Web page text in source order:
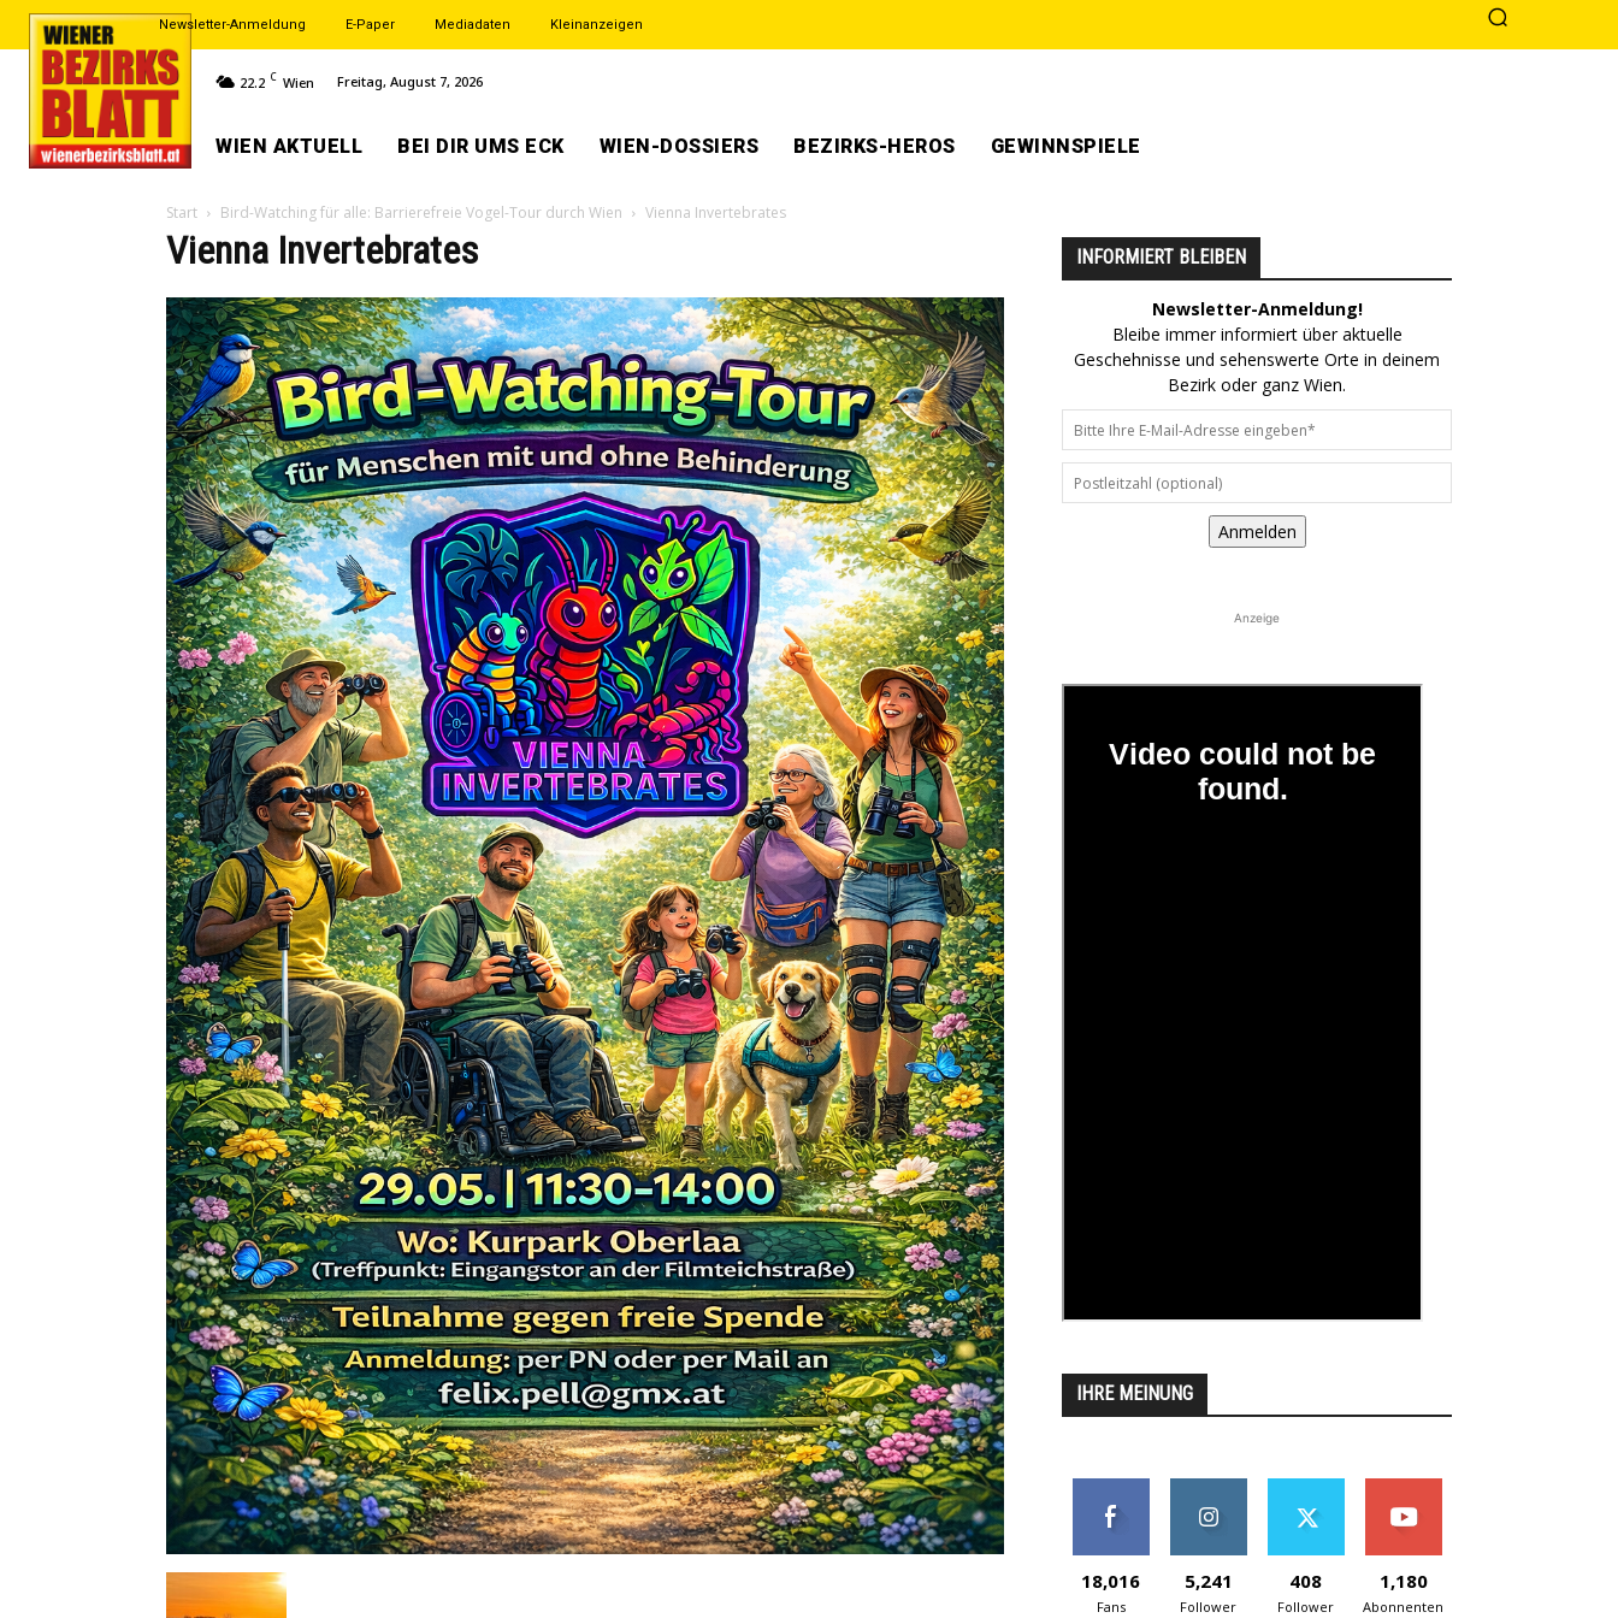
Newsletter-Anmeldung E-Paper Mediadaten Kleinanzeigen
22.2 C Wien Freitag, August 7, 2026
WIEN AKTUELL BEI DIR UMS ECK WIEN-DOSSIERS BEZIRKS-HEROS GEWINNSPIELE
Start Bird-Watching für alle: Barrierefreie Vogel-Tour durch Wien Vienna Invertebrates
Vienna Invertebrates INFORMIERT BLEIBEN
Newsletter-Anmeldung!
Bleibe immer informiert über aktuelle
Geschehnisse und sehenswerte Orte in deinem
Bezirk oder ganz Wien.
Anmelden
Anzeige
IHRE MEINUNG
18,016
Fans
5,241
Follower
408
Follower
1,180
Abonnenten